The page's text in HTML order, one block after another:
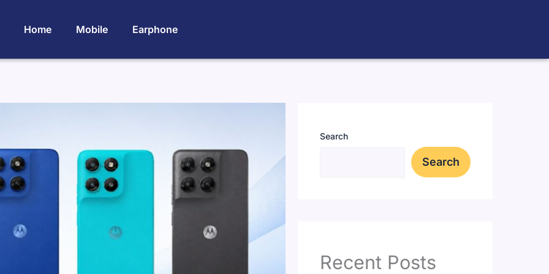
Home Mobile Earphone
Search
Search
Recent Posts